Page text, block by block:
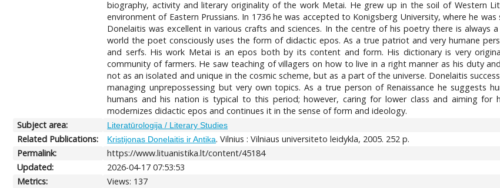
biography, activity and literary originality of the work Metai. He grew up in the soil of Western
environment of Eastern Prussians. In 1736 he was accepted to Konigsberg University, where he
Donelaitis was excellent in various crafts and sciences. In the centre of his poetry there is always
world the poet consciously uses the form of didactic epos. As a true patriot and very humane
and serfs. His work Metai is an epos both by its content and form. His dictionary is very
community of farmers. He saw teaching of villagers on how to live in a right manner as his duty
not as an isolated and unique in the cosmic scheme, but as a part of the universe. Donelaitis
managing unprepossessing but very own topics. As a true person of Renaissance he suggests
humans and his nation is typical to this period; however, caring for lower class and aiming
modernizes didactic epos and continues it in the sense of form and ideology.
Subject area:
Literatūrologija / Literary Studies
Related Publications: Kristijonas Donelaitis ir Antika. Vilnius : Vilniaus universiteto leidykla, 2005. 252 p.
Permalink:
https://www.lituanistika.lt/content/45184
Updated:
2026-04-17 07:53:53
Metrics:
Views: 137